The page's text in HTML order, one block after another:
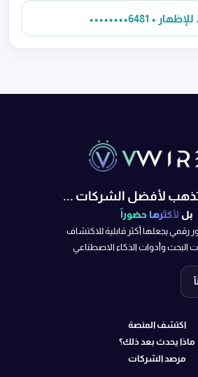
• اضغط للإظهار
لأفضل الشركات ...
بل لأكثرها حضوراً
رقمي يجعلها أكثر قابلية للاكتشاف
البحث وأدوات الذكاء الاصطناعي
اكتشف المنصة
ماذا يحدث بعد ذلك؟
مرصد الشركات